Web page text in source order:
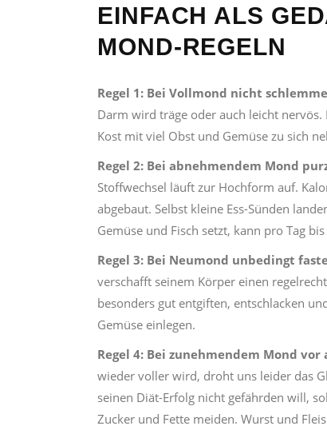
EINFACH ALS
MOND-REGELN
Regel 1: Bei Vollmond nicht
Darm wird träge oder auch leicht
Kost mit viel Obst und Gemüse zu sich
Regel 2: Bei abnehmendem Mond
Stoffwechsel läuft zur Hochform auf.
abgebaut. Selbst kleine Ess-Sünden
Gemüse und Fisch setzt, kann pro Tag
Regel 3: Bei Neumond unbedingt
verschafft seinem Körper einen
besonders gut entgiften, entschlacken
Gemüse einlegen.
Regel 4: Bei zunehmendem Mond
wieder voller wird, droht uns leider das
seinen Diät-Erfolg nicht gefährden will,
Zucker und Fette meiden. Wurst und